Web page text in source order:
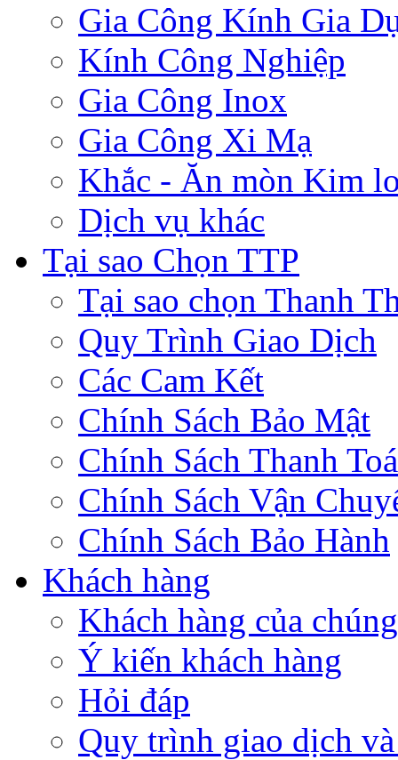
Gia Công Kính Gia
Kính Công Nghiệp
Gia Công Inox
Gia Công Xi Mạ
Khắc - Ăn mòn Kim
Dịch vụ khác
Tại sao Chọn TTP
Tại sao chọn Thanh
Quy Trình Giao Dịch
Các Cam Kết
Chính Sách Bảo Mật
Chính Sách Thanh
Chính Sách Vận
Chính Sách Bảo Hành
Khách hàng
Khách hàng của
Ý kiến khách hàng
Hỏi đáp
Quy trình giao dịch